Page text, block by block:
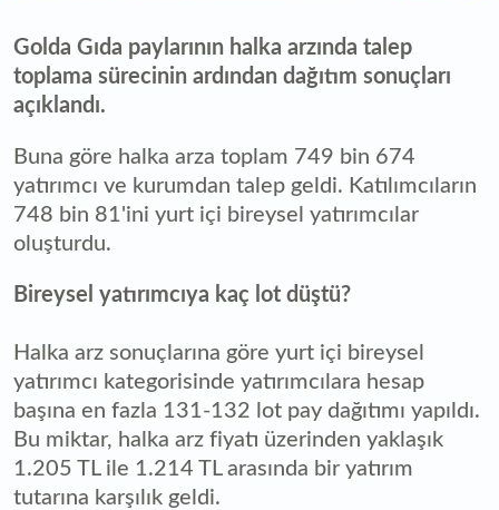
Golda Gıda paylarının halka arzında talep
toplama sürecinin ardından dağıtım sonuçları
açıklandı.
Buna göre halka arza toplam 749 bin 674
yatırımcı ve kurumdan talep geldi. Katılımcıların
748 bin 81'ini yurt içi bireysel yatırımcılar
oluşturdu.
Bireysel yatırımcıya kaç lot düştü?
Halka arz sonuçlarına göre yurt içi bireysel
yatırımcı kategorisinde yatırımcılara hesap
başına en fazla 131-132 lot pay dağıtımı yapıldı.
Bu miktar, halka arz fiyatı üzerinden yaklaşık
1.205 TL ile 1.214 TL arasında bir yatırım
tutarına karşılık geldi.